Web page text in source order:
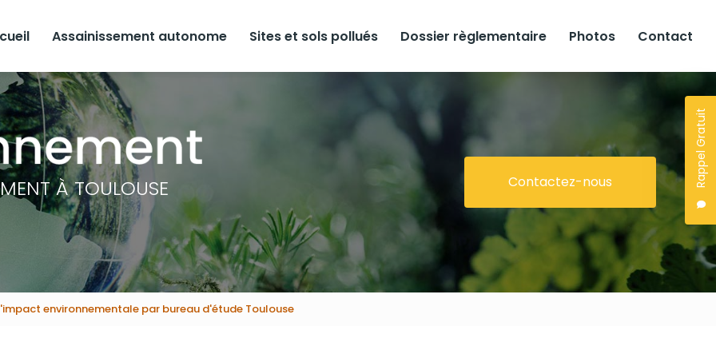
Rappel Gratuit
Assainissement autonome Sites et sols pollués Dossier règlementaire Photos Contact
À TOULOUSE Contactez-nous
environnementale par bureau d'étude Toulouse